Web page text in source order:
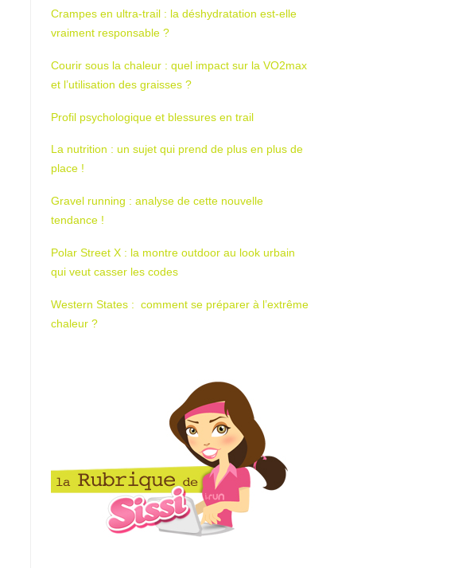
Crampes en ultra-trail : la déshydratation est-elle
vraiment responsable ?
Courir sous la chaleur : quel impact sur la VO2max
et l’utilisation des graisses ?
Profil psychologique et blessures en trail
La nutrition : un sujet qui prend de plus en plus de
place !
Gravel running : analyse de cette nouvelle
tendance !
Polar Street X : la montre outdoor au look urbain
qui veut casser les codes
Western States : comment se préparer à l’extrême
chaleur ?